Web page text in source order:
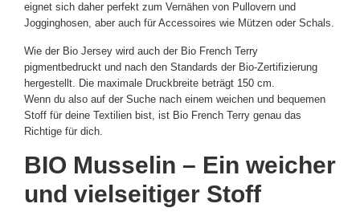
eignet sich daher perfekt zum Vernähen von Pullovern und
Jogginghosen, aber auch für Accessoires wie Mützen oder Schals.
Wie der Bio Jersey wird auch der Bio French Terry
pigmentbedruckt und nach den Standards der Bio-Zertifizierung
hergestellt. Die maximale Druckbreite beträgt 150 cm.
Wenn du also auf der Suche nach einem weichen und bequemen
Stoff für deine Textilien bist, ist Bio French Terry genau das
Richtige für dich.
BIO Musselin – Ein weicher
und vielseitiger Stoff